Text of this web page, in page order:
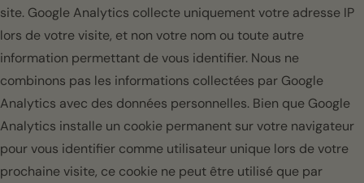
site. Google Analytics collecte uniquement votre adresse IP
lors de votre visite, et non votre nom ou toute autre
information permettant de vous identifier. Nous ne
combinons pas les informations collectées par Google
Analytics avec des données personnelles. Bien que Google
Analytics installe un cookie permanent sur votre navigateur
pour vous identifier comme utilisateur unique lors de votre
prochaine visite, ce cookie ne peut être utilisé que par